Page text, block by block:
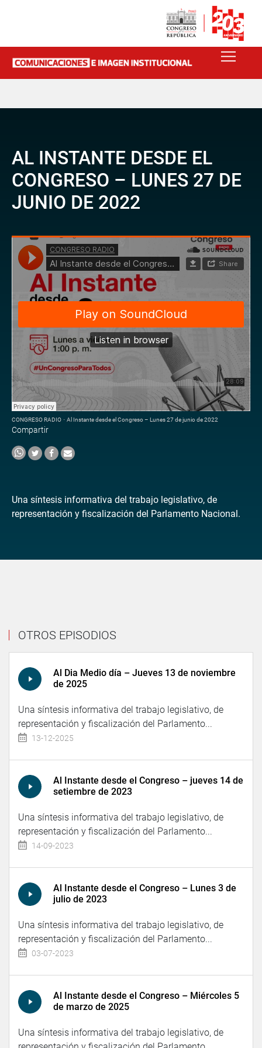
AL INSTANTE DESDE EL
CONGRESO – LUNES 27 DE
JUNIO DE 2022
CONGRESO RADIO · Al Instante desde el Congreso – Lunes 27 de junio de 2022
Compartir
Una síntesis informativa del trabajo legislativo, de
representación y fiscalización del Parlamento Nacional.
OTROS EPISODIOS
Al Dia Medio día – Jueves 13 de noviembre
de 2025
Una síntesis informativa del trabajo legislativo, de
representación y fiscalización del Parlamento...
13-12-2025
Al Instante desde el Congreso – jueves 14 de
setiembre de 2023
Una síntesis informativa del trabajo legislativo, de
representación y fiscalización del Parlamento...
14-09-2023
Al Instante desde el Congreso – Lunes 3 de
julio de 2023
Una síntesis informativa del trabajo legislativo, de
representación y fiscalización del Parlamento...
03-07-2023
Al Instante desde el Congreso – Miércoles 5
de marzo de 2025
Una síntesis informativa del trabajo legislativo, de